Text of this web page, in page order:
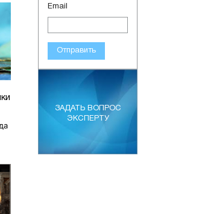
Email
Отправить
ЗАДАТЬ ВОПРОС
ЭКСПЕРТУ